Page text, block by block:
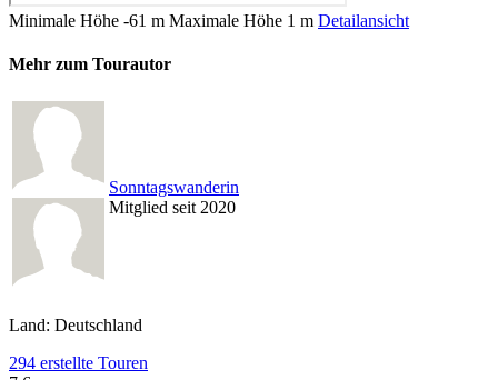
Minimale Höhe -61 m Maximale Höhe 1 m Detailansicht
Mehr zum Tourautor
Sonntagswanderin
Mitglied seit 2020
Land: Deutschland
294 erstellte Touren